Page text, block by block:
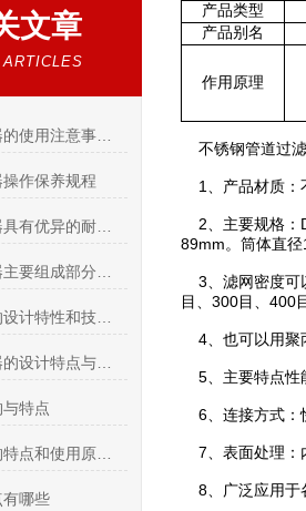
文章
作保养规程
特点
哪些
产品类型
产品别名
作用原理
不锈钢管道过
1、产品材质：
2、主要规格：
89mm。筒体直
3、滤网密度可
目、300目、400
4、也可以用聚
5、主要特点性
6、连接方式：
7、表面处理：
8、广泛应用于